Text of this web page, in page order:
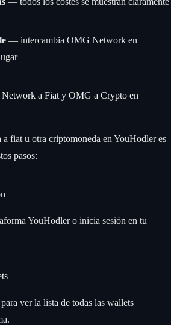
— intercambia OMG Network en
a Fiat y OMG a Crypto en
fiat u otra criptomoneda en YouHodler es
pasos:
YouHodler o inicia sesión en tu
para ver la lista de todas las wallets